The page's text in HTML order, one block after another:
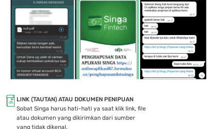
LINK (TAUTAN) ATAU DOKUMEN PENIPUAN
Sobat Singa harus hati-hati ya saat klik link, file
atau dokumen yang dikirimkan dari sumber
yang tidak dikenal.